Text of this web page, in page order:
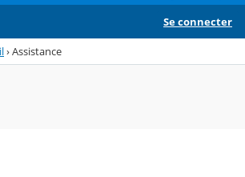
Se connecter
›Assistance